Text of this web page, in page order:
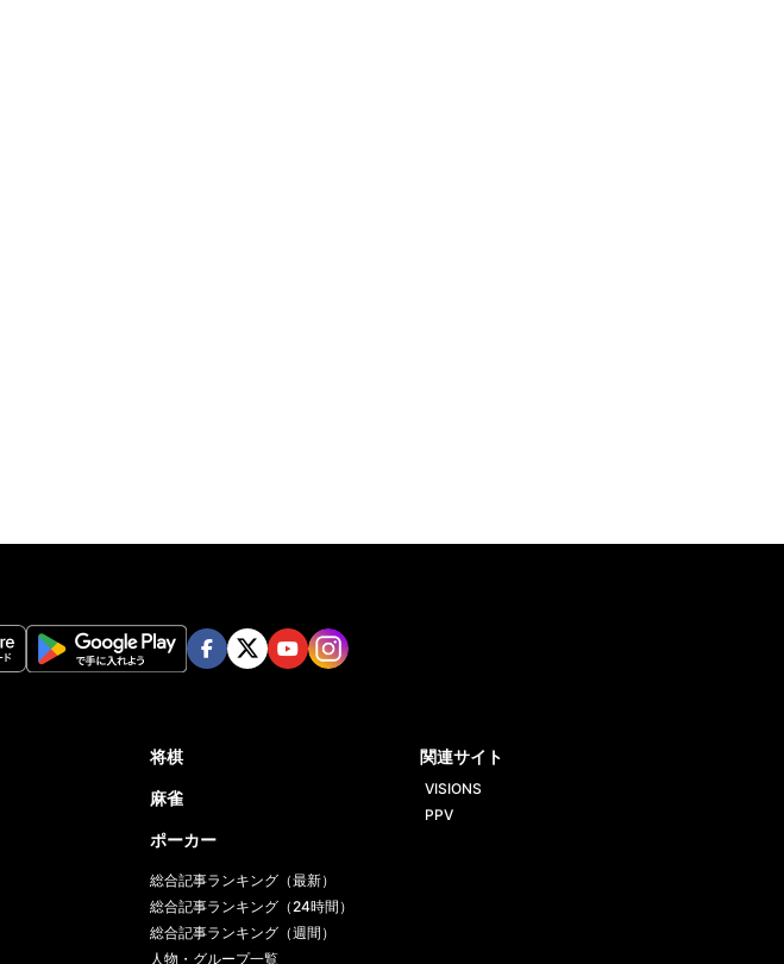
将棋
麻雀
ポーカー
総合記事ランキング（最新）
総合記事ランキング（24時間）
総合記事ランキング（週間）
人物・グループ一覧
関連サイト
VISIONS
PPV